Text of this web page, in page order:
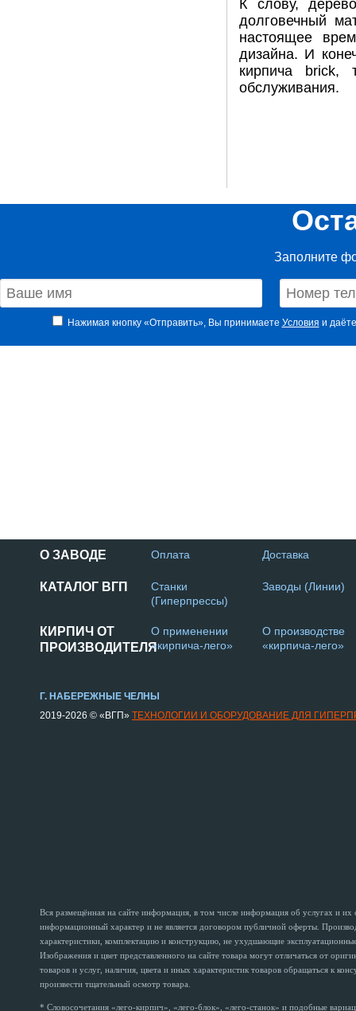
К слову,
долговечный
настоящее
дизайна. И
кирпича brick,
обслуживания.
Заполните
Нажимая кнопку «Отправить», Вы принимаете Условия и
О ЗАВОДЕ Оплата Доставка
КАТАЛОГ ВГП
Станки
(Гиперпрессы)
Заводы (Линии)
КИРПИЧ ОТ
ПРОИЗВОДИТЕЛЯ
О применении
«кирпича-лего»
О производстве
«кирпича-лего»
Г. НАБЕРЕЖНЫЕ ЧЕЛНЫ
2019-2026 © «ВГП» ТЕХНОЛОГИИ И ОБОРУДОВАНИЕ ДЛЯ
Вся размещённая на сайте информация, в том числе информация об услугах и
информационный характер и не является договором публичной оферты.
характеристики, комплектацию и конструкцию, не ухудшающие
Изображения и цвет представленного на сайте товара могут отличаться от
товаров и услуг, наличия, цвета и иных характеристик товаров обращаться к
произвести тщательный осмотр товара.
* Словосочетания «лего-кирпич», «лего-блок», «лего-станок» и подобные